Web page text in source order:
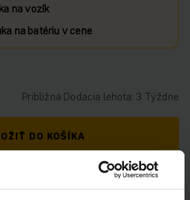
na vozík
na batériu v cene
Približná Dodacia lehota: 3 Týždne
DO KOŠÍKA